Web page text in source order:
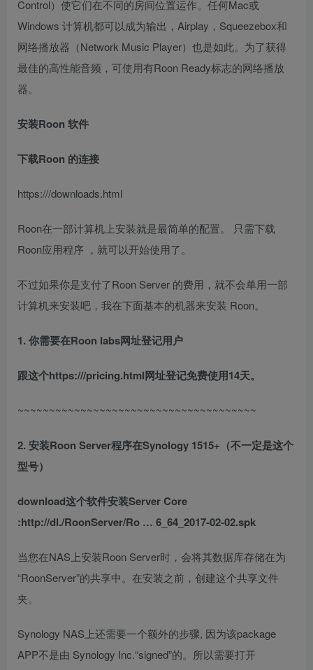
Control）使它们在不同的房间位置运作。任何Mac或
Windows 计算机都可以成为输出，Airplay，Squeezebox和
网络播放器（Network Music Player）也是如此。为了获得
最佳的高性能音频，可使用有Roon Ready标志的网络播放
器。
安装Roon 软件
下载Roon 的连接
https:///downloads.html
Roon在一部计算机上安装就是最简单的配置。 只需下载
Roon应用程序 ，就可以开始使用了。
不过如果你是支付了Roon Server 的费用，就不会单用一部
计算机来安装吧，我在下面基本的机器来安装 Roon。
1. 你需要在Roon labs网址登记用户
跟这个https:///pricing.html网址登记免费使用14天。
~~~~~~~~~~~~~~~~~~~~~~~~~~~~~~~~~~~~~~
2. 安装Roon Server程序在Synology 1515+（不一定是这个
型号）
download这个软件安装Server Core
:http://dl./RoonServer/Ro … 6_64_2017-02-02.spk
当您在NAS上安装Roon Server时，会将其数据库存储在为
“RoonServer”的共享中。在安装之前，创建这个共享文件
夹。
Synology NAS上还需要一个额外的步骤, 因为该package
APP不是由 Synology Inc.“signed”的。所以需要打开